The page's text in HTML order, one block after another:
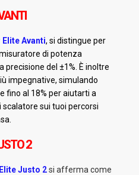
Avanti, si distingue per
di potenza
del ±1%. È inoltre
impegnative, simulando
fino al 18% per aiutarti a
sui tuoi percorsi
2
Justo 2si afferma come